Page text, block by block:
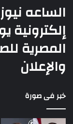
الساعه
إلكترونية
المصرية
والإعلان
خبر فى صورة